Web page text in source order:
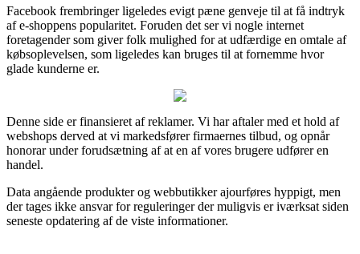
Facebook frembringer ligeledes evigt pæne genveje til at få indtryk
af e-shoppens popularitet. Foruden det ser vi nogle internet
foretagender som giver folk mulighed for at udfærdige en omtale af
købsoplevelsen, som ligeledes kan bruges til at fornemme hvor
glade kunderne er.
Denne side er finansieret af reklamer. Vi har aftaler med et hold af
webshops derved at vi markedsfører firmaernes tilbud, og opnår
honorar under forudsætning af at en af vores brugere udfører en
handel.
Data angående produkter og webbutikker ajourføres hyppigt, men
der tages ikke ansvar for reguleringer der muligvis er iværksat siden
seneste opdatering af de viste informationer.